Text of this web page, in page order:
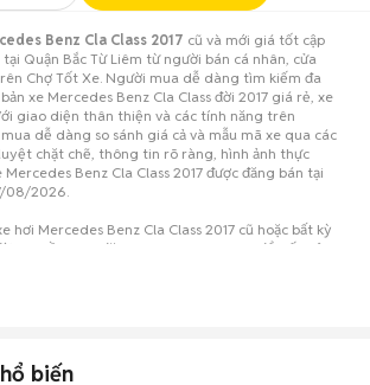
Benz Cla Class 2017 cũ và mới giá tốt cập
Quận Bắc Từ Liêm từ người bán cá nhân, cửa
Chợ Tốt Xe. Người mua dễ dàng tìm kiếm đa
xe Mercedes Benz Cla Class đời 2017 giá rẻ, xe
giao diện thân thiện và các tính năng trên
dễ dàng so sánh giá cả và mẫu mã xe qua các
chặt chẽ, thông tin rõ ràng, hình ảnh thực
Benz Cla Class 2017 được đăng bán tại
08/2026.
hơi Mercedes Benz Cla Class 2017 cũ hoặc bất kỳ
ngần ngại đăng tin ngay hôm nay để tiếp cận
tiềm năng ở Quận Bắc Từ Liêm!
biến